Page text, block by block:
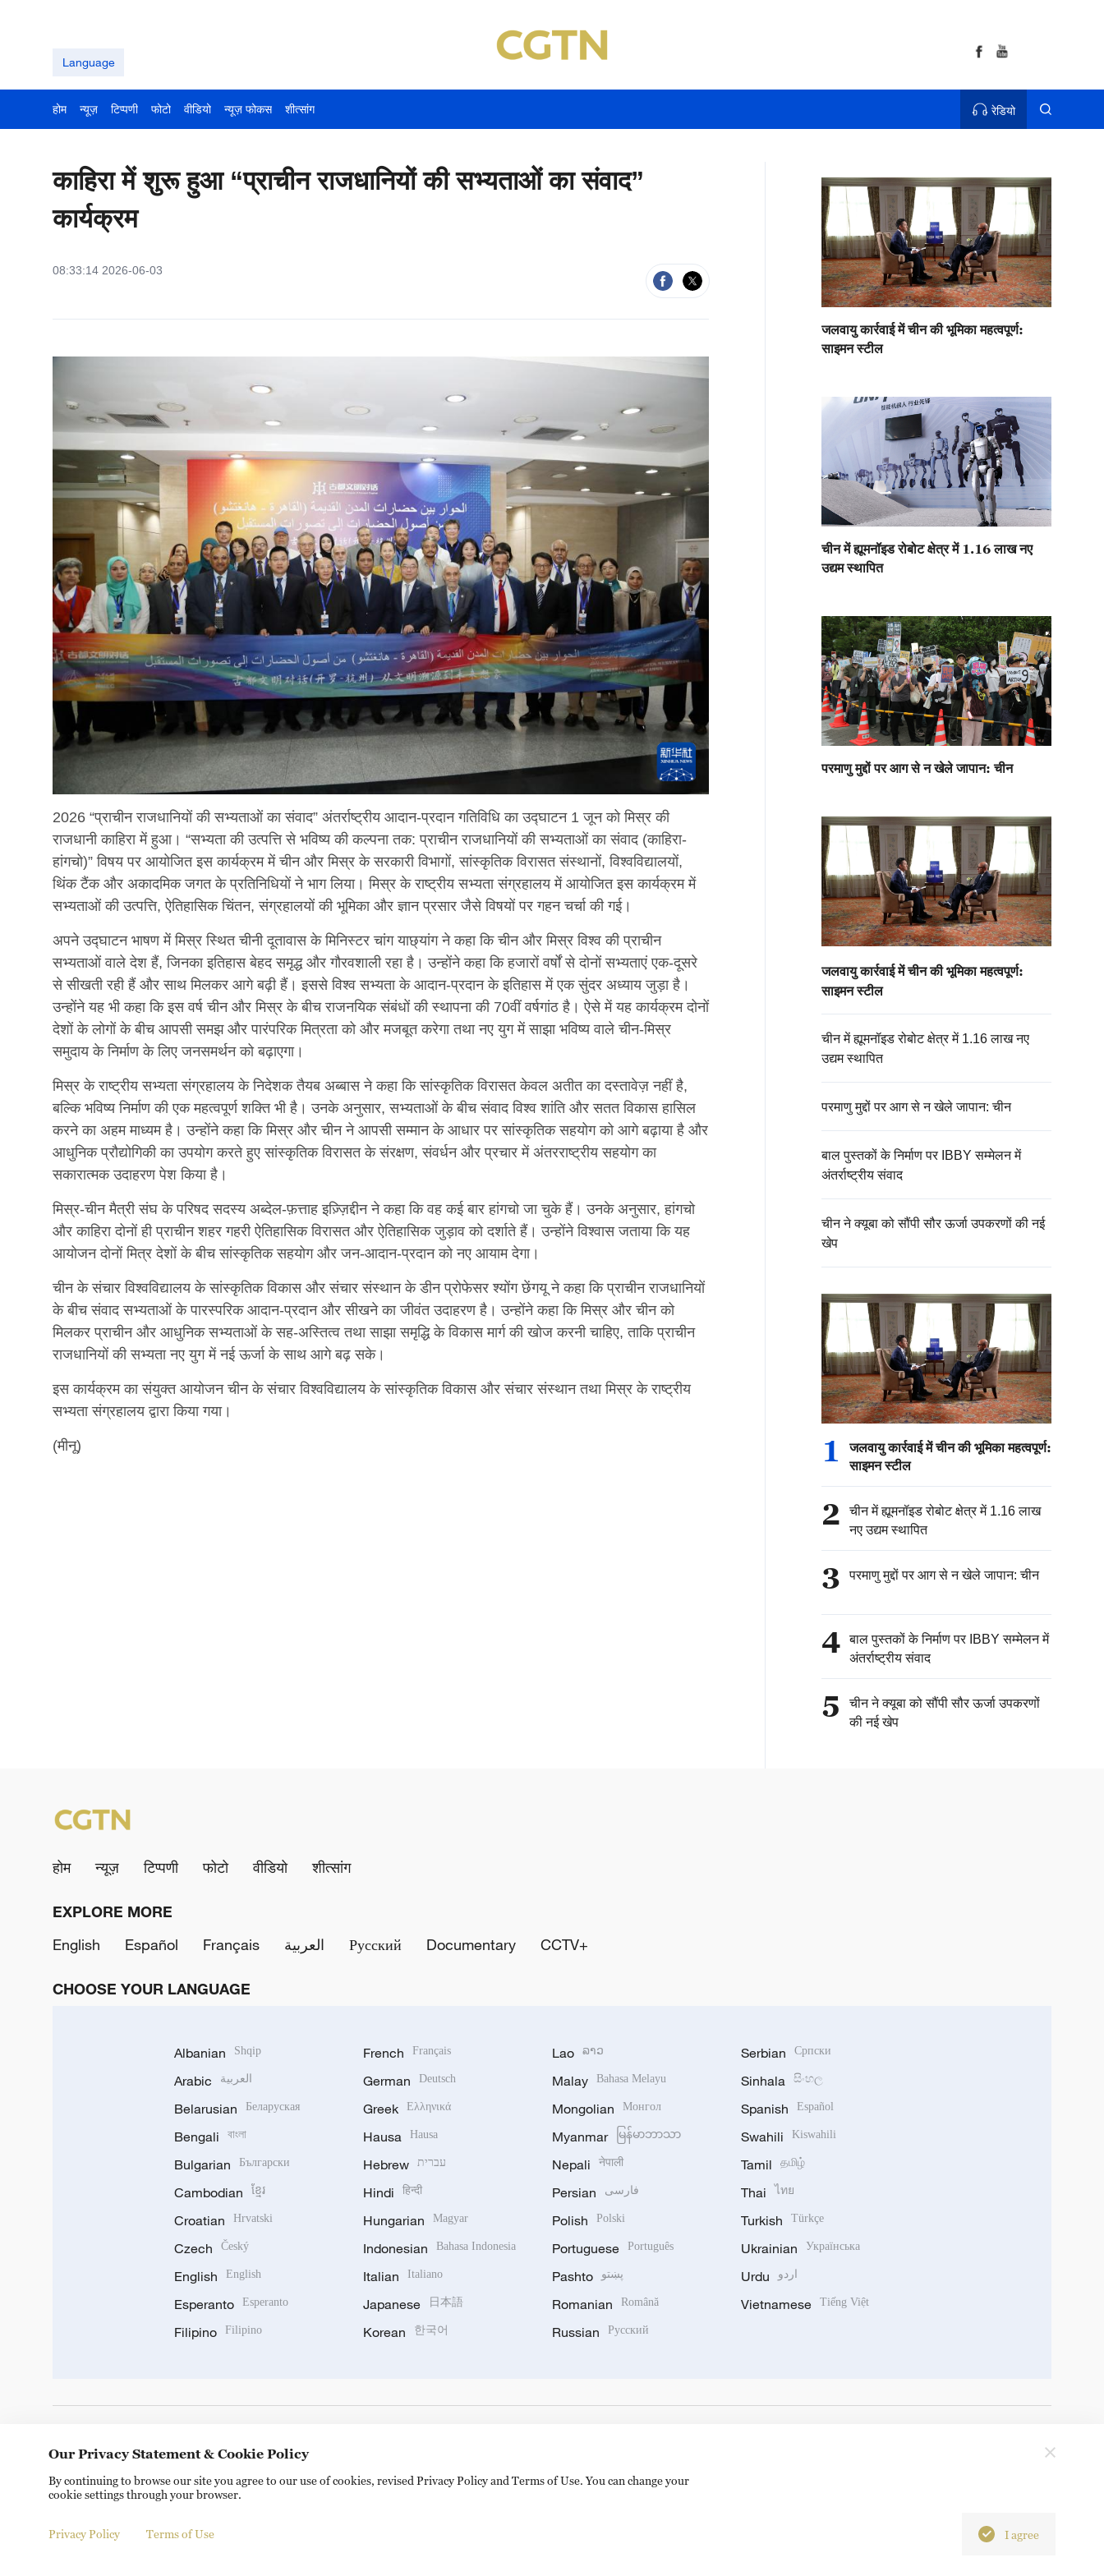
Language
होम न्यूज़ टिप्पणी फोटो वीडियो न्यूज़ फोकस शीत्सांग रेडियो
काहिरा में शुरू हुआ “प्राचीन राजधानियों की सभ्यताओं का संवाद”
कार्यक्रम
08:33:14 2026-06-03
2026 “प्राचीन राजधानियों की सभ्यताओं का संवाद” अंतर्राष्ट्रीय आदान-प्रदान गतिविधि का उद्घाटन 1 जून को मिस्र की
राजधानी काहिरा में हुआ। “सभ्यता की उत्पत्ति से भविष्य की कल्पना तक: प्राचीन राजधानियों की सभ्यताओं का संवाद (काहिरा-
हांगचो)” विषय पर आयोजित इस कार्यक्रम में चीन और मिस्र के सरकारी विभागों, सांस्कृतिक विरासत संस्थानों, विश्वविद्यालयों,
थिंक टैंक और अकादमिक जगत के प्रतिनिधियों ने भाग लिया। मिस्र के राष्ट्रीय सभ्यता संग्रहालय में आयोजित इस कार्यक्रम में
सभ्यताओं की उत्पत्ति, ऐतिहासिक चिंतन, संग्रहालयों की भूमिका और ज्ञान प्रसार जैसे विषयों पर गहन चर्चा की गई।
अपने उद्घाटन भाषण में मिस्र स्थित चीनी दूतावास के मिनिस्टर चांग याछ्यांग ने कहा कि चीन और मिस्र विश्व की प्राचीन
सभ्यताओं वाले देश हैं, जिनका इतिहास बेहद समृद्ध और गौरवशाली रहा है। उन्होंने कहा कि हजारों वर्षों से दोनों सभ्यताएं एक-दूसरे
से सीखती रही हैं और साथ मिलकर आगे बढ़ी हैं। इससे विश्व सभ्यता के आदान-प्रदान के इतिहास में एक सुंदर अध्याय जुड़ा है।
उन्होंने यह भी कहा कि इस वर्ष चीन और मिस्र के बीच राजनयिक संबंधों की स्थापना की 70वीं वर्षगांठ है। ऐसे में यह कार्यक्रम दोनों
देशों के लोगों के बीच आपसी समझ और पारंपरिक मित्रता को और मजबूत करेगा तथा नए युग में साझा भविष्य वाले चीन-मिस्र
समुदाय के निर्माण के लिए जनसमर्थन को बढ़ाएगा।
मिस्र के राष्ट्रीय सभ्यता संग्रहालय के निदेशक तैयब अब्बास ने कहा कि सांस्कृतिक विरासत केवल अतीत का दस्तावेज़ नहीं है,
बल्कि भविष्य निर्माण की एक महत्वपूर्ण शक्ति भी है। उनके अनुसार, सभ्यताओं के बीच संवाद विश्व शांति और सतत विकास हासिल
करने का अहम माध्यम है। उन्होंने कहा कि मिस्र और चीन ने आपसी सम्मान के आधार पर सांस्कृतिक सहयोग को आगे बढ़ाया है और
आधुनिक प्रौद्योगिकी का उपयोग करते हुए सांस्कृतिक विरासत के संरक्षण, संवर्धन और प्रचार में अंतरराष्ट्रीय सहयोग का
सकारात्मक उदाहरण पेश किया है।
मिस्र-चीन मैत्री संघ के परिषद सदस्य अब्देल-फ़त्ताह इज़्ज़िद्दीन ने कहा कि वह कई बार हांगचो जा चुके हैं। उनके अनुसार, हांगचो
और काहिरा दोनों ही प्राचीन शहर गहरी ऐतिहासिक विरासत और ऐतिहासिक जुड़ाव को दर्शाते हैं। उन्होंने विश्वास जताया कि यह
आयोजन दोनों मित्र देशों के बीच सांस्कृतिक सहयोग और जन-आदान-प्रदान को नए आयाम देगा।
चीन के संचार विश्वविद्यालय के सांस्कृतिक विकास और संचार संस्थान के डीन प्रोफेसर श्योंग छेंगयू ने कहा कि प्राचीन राजधानियों
के बीच संवाद सभ्यताओं के पारस्परिक आदान-प्रदान और सीखने का जीवंत उदाहरण है। उन्होंने कहा कि मिस्र और चीन को
मिलकर प्राचीन और आधुनिक सभ्यताओं के सह-अस्तित्व तथा साझा समृद्धि के विकास मार्ग की खोज करनी चाहिए, ताकि प्राचीन
राजधानियों की सभ्यता नए युग में नई ऊर्जा के साथ आगे बढ़ सके।
इस कार्यक्रम का संयुक्त आयोजन चीन के संचार विश्वविद्यालय के सांस्कृतिक विकास और संचार संस्थान तथा मिस्र के राष्ट्रीय
सभ्यता संग्रहालय द्वारा किया गया।
(मीनू)
जलवायु कार्रवाई में चीन की भूमिका महत्वपूर्ण:
साइमन स्टील
चीन में ह्यूमनॉइड रोबोट क्षेत्र में 1.16 लाख नए
उद्यम स्थापित
परमाणु मुद्दों पर आग से न खेले जापान: चीन
जलवायु कार्रवाई में चीन की भूमिका महत्वपूर्ण:
साइमन स्टील
चीन में ह्यूमनॉइड रोबोट क्षेत्र में 1.16 लाख नए
उद्यम स्थापित
परमाणु मुद्दों पर आग से न खेले जापान: चीन
बाल पुस्तकों के निर्माण पर IBBY सम्मेलन में
अंतर्राष्ट्रीय संवाद
चीन ने क्यूबा को सौंपी सौर ऊर्जा उपकरणों की नई
खेप
1
जलवायु कार्रवाई में चीन की भूमिका महत्वपूर्ण:
साइमन स्टील
2
चीन में ह्यूमनॉइड रोबोट क्षेत्र में 1.16 लाख
नए उद्यम स्थापित
3 परमाणु मुद्दों पर आग से न खेले जापान: चीन
4
बाल पुस्तकों के निर्माण पर IBBY सम्मेलन में
अंतर्राष्ट्रीय संवाद
5
चीन ने क्यूबा को सौंपी सौर ऊर्जा उपकरणों
की नई खेप
होम न्यूज़ टिप्पणी फोटो वीडियो शीत्सांग
EXPLORE MORE
English
Español Français العربية Русский Documentary CCTV+
CHOOSE YOUR LANGUAGE
Albanian Shqip
Arabic العربية
Belarusian Беларуская
Bengali বাংলা
Bulgarian Български
Cambodian ខ្មែរ
Croatian Hrvatski
Czech Český
English English
Esperanto Esperanto
Filipino Filipino
French Français
German Deutsch
Greek Ελληνικά
Hausa Hausa
Hebrew עברית
Hindi हिन्दी
Hungarian Magyar
Indonesian Bahasa Indonesia
Italian Italiano
Japanese 日本語
Korean 한국어
Lao ລາວ
Malay Bahasa Melayu
Mongolian Монгол
Myanmar မြန်မာဘာသာ
Nepali नेपाली
Persian فارسی
Polish Polski
Portuguese Português
Pashto پښتو
Romanian Română
Russian Русский
Serbian Српски
Sinhala සිංහල
Spanish Español
Swahili Kiswahili
Tamil தமிழ்
Thai ไทย
Turkish Türkçe
Ukrainian Українська
Urdu اردو
Vietnamese Tiếng Việt
Copyright © 2024 CGTN. 京ICP备20000184号
Our Privacy Statement & Cookie Policy
By continuing to browse our site you agree to our use of cookies, revised Privacy Policy and Terms of Use. You can change your
cookie settings through your browser.
Privacy Policy Terms of Use I agree